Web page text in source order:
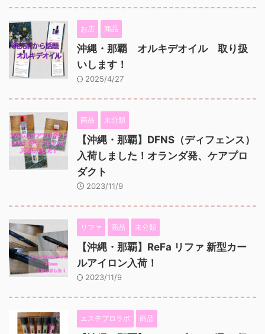
お店 商品
沖縄・那覇 オルキデオイル 取り扱
いします！
2025/4/27
商品 未分類
【沖縄・那覇】DFNS（ディフェンス）
入荷しました！オランダ発、ケアプロ
ダクト
2023/11/9
リファ 商品 未分類
【沖縄・那覇】ReFa リファ 新型カー
ルアイロン入荷！
2023/11/9
エステプロラボ 商品